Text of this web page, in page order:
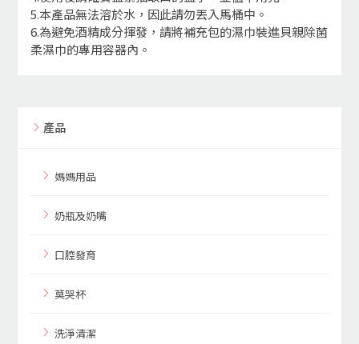
5.本產品無法溶於水，因此請勿丟入馬桶中。
6.為避免酒精成分揮發，請將補充包的濕巾裝進貝親除菌
柔濕巾的專用容器內。
產品
媽媽用品
奶瓶及奶嘴
口腔發育
莫哭杯
洗淨清潔